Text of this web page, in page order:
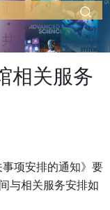
相关服务
项安排的通知》要
与相关服务安排如